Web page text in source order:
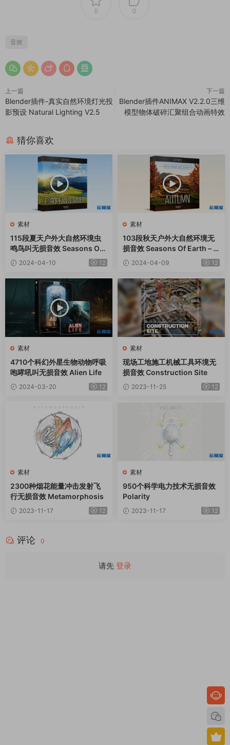
0 0
音效
上一篇
Blender插件-真实自然环境灯光投
影预设 Natural Lighting V2.5
下一篇
Blender插件ANIMAX V2.2.0三维
模型物体破碎汇聚组合动画特效
猜你喜欢
素材
115段夏天户外大自然环境虫
鸣鸟叫无损音效 Seasons Of
Earth – European Summer
Stereo
2024-04-10 12
素材
103段秋天户外大自然环境无
损音效 Seasons Of Earth – A
utumn Stereo
2024-04-09 12
素材
4710个科幻外星生物动物呼吸
咆哮吼叫无损音效 Alien Life
2024-03-20 12
素材
现场工地施工机械工具环境无
损音效 Construction Site
2023-11-25 12
素材
2300种烟花能量冲击发射飞
行无损音效 Metamorphosis
2023-11-17 12
素材
950个科学电力技术无损音效
Polarity
2023-11-17 12
评论 0
请先 登录